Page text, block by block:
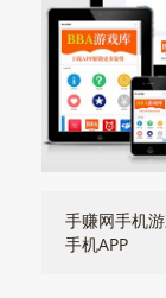
手赚网手机
手机APP